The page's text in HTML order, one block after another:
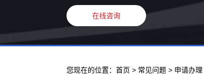
在线咨询
您现在的位置： 首页 > 常见问题 > 申请办理